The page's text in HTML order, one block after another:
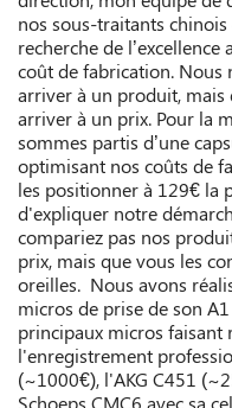
nos sous-traitants chinois
recherche de
coût de fabrication. Nous
arriver à un produit,
arriver à un prix. Pour la
sommes partis d’une
optimisant nos coûts de
les positionner à 129€ la
d'expliquer notre
compariez pas nos
prix, mais que vous les
oreilles. Nous avons
micros de prise de son
principaux micros faisant
l'enregistrement
(~1000€), l'AKG C451
Schoeps CMC6 avec sa